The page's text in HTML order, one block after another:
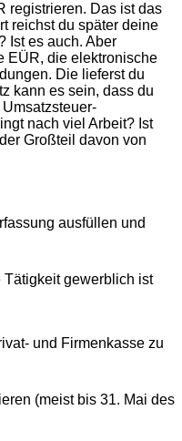
registrieren. Das ist das
reichst du später deine
Ist es auch. Aber
EÜR, die elektronische
Die lieferst du
kann es sein, dass du
nach viel Arbeit? Ist
Großteil davon von
ausfüllen und
gewerblich ist
und Firmenkasse zu
(meist bis 31. Mai des